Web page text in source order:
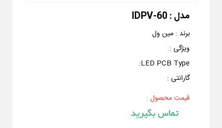
مدل : IDPV-60
برند : مین ول
ویژگی :
LED PCB Type
:
گارانتی :
قیمت محصول :